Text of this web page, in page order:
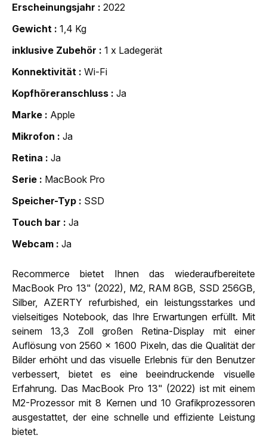
Erscheinungsjahr
2022
Gewicht
1,4 Kg
inklusive Zubehör
1 x Ladegerät
Konnektivität
Wi-Fi
Kopfhöreranschluss
Ja
Marke
Apple
Mikrofon
Ja
Retina
Ja
Serie
MacBook Pro
Speicher-Typ
SSD
Touch bar
Ja
Webcam
Ja
Recommerce bietet Ihnen das wiederaufbereitete
MacBook Pro 13" (2022), M2, RAM 8GB, SSD 256GB,
Silber, AZERTY refurbished, ein leistungsstarkes und
vielseitiges Notebook, das Ihre Erwartungen erfüllt. Mit
seinem 13,3 Zoll großen Retina-Display mit einer
Auflösung von 2560 x 1600 Pixeln, das die Qualität der
Bilder erhöht und das visuelle Erlebnis für den Benutzer
verbessert, bietet es eine beeindruckende visuelle
Erfahrung. Das MacBook Pro 13" (2022) ist mit einem
M2-Prozessor mit 8 Kernen und 10 Grafikprozessoren
ausgestattet, der eine schnelle und effiziente Leistung
bietet.